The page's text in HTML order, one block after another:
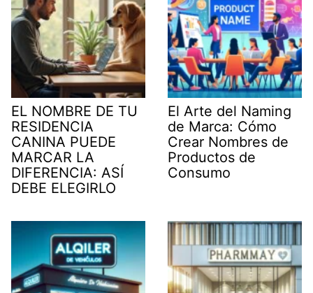
EL NOMBRE DE TU
RESIDENCIA
CANINA PUEDE
MARCAR LA
DIFERENCIA: ASÍ
DEBE ELEGIRLO
El Arte del Naming
de Marca: Cómo
Crear Nombres de
Productos de
Consumo